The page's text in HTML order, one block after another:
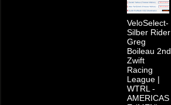
VeloSelect-
Silber Rider
Greg
Boileau 2nd
Zwift
Racing
League |
WTRL -
AMERICAS